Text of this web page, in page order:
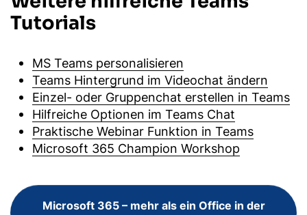
Tutorials
MS Teams personalisieren
Teams Hintergrund im Videochat ändern
Einzel- oder Gruppenchat erstellen in Teams
Hilfreiche Optionen im Teams Chat
Praktische Webinar Funktion in Teams
Microsoft 365 Champion Workshop
Microsoft 365 – mehr als ein Office in der